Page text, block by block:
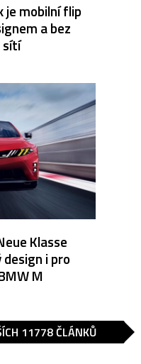
je mobilní flip
a bez
sítí
Klasse
i pro
M
11778 ČLÁNKŮ